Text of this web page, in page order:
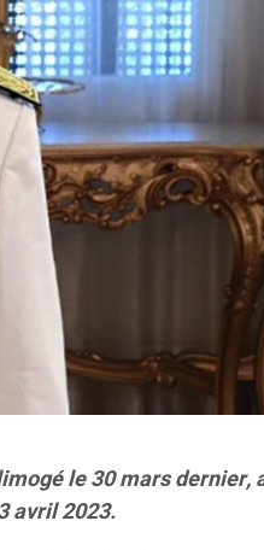
le 30 mars dernier,
avril 2023.